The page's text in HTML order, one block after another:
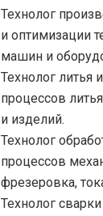
Технолог
и оптимизации
машин и
Технолог литья
процессов
и изделий.
Технолог
процессов
фрезеровка,
Технолог